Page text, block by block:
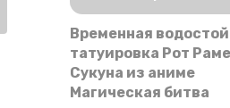
Временная
татуировка Рот
Сукуна из аниме
Магическая битва